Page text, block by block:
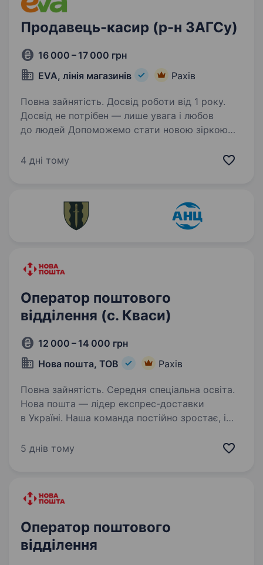
Продавець-касир (р-н ЗАГСу)
16 000 – 17 000 грн
EVA, лінія магазинів
Рахів
Повна зайнятість. Досвід роботи від 1 року.
Досвід не потрібен — лише увага і любов
до людей Допоможемо стати новою зіркою
Що будеш робити: Консультувати клієнтів
4 дні тому
Оператор поштового
відділення (с. Кваси)
12 000 – 14 000 грн
Нова пошта, ТОВ
Рахів
Повна зайнятість. Середня спеціальна освіта.
Нова пошта — лідер експрес-доставки
в Україні. Наша команда постійно зростає, і
Хочеш стати обличчям Нової пошти
5 днів тому
Оператор поштового
відділення